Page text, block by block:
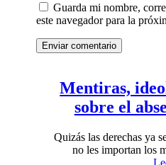
Guarda mi nombre,
este navegador para la
Enviar comentario
Mentiras,
sobre el
Quizás las derechas ya
no les importan los